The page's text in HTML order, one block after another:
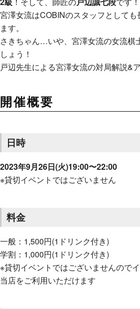
宮澤女流はCOBINのスタッフとしても
ます。
さきちゃん…いや、宮澤女流の女流棋
しょう！
戸辺先生による宮澤女流の対局解説&
開催概要
日時
2023年9月26日(火)19:00〜22:00
※貸切イベントではございません
料金
一般：1,500円(1ドリンク付き)
学割：1,000円(1ドリンク付き)
※貸切イベントではございませんので
当店をご利用いただけます